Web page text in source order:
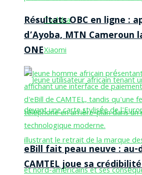
Toshiba
Xiaomi
Résultats OBC en ligne :
d’Ayoba, MTN Cameroun
ONE
eBill fait peau neuve : au-
CAMTEL joue sa